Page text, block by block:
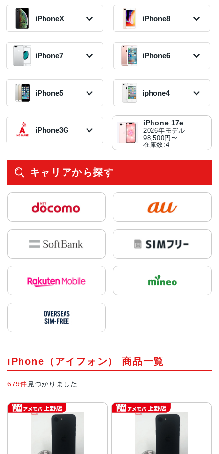
在庫数:2
2025年モデル
在庫数:13
2024年モデル
2024年モデル
96,800円〜
iPhone15 Plus
在庫数:7
2023年モデル
2022年モデル
iPhone14 Pro
2022年モデル
iPhone13 Pro
37,800円〜
iPhone13
在庫数:21
2021年モデル
2020年モデル
在庫数:20
Max
在庫数:7
2020年モデル
在庫数:45
iPhone11 Pro
Max
2019年モデル
16,800円〜
iPhone11
15,800円〜
iPhone11 Pro
在庫数:12
iPhoneSE3 第3
世代
2022年モデル
14,500円〜
iPhoneSE2 第2
2020年モデル
7,000円〜
4,800円〜
在庫数:5
iPhoneX
iPhoneXR
2018年モデル
8,800円〜
2018年モデル
在庫数:7
2018年モデル
2017年モデル
7,800円〜
在庫数:8
iPhone8
iPhone8 Plus
2017年モデル
8,500円〜
2017年モデル
在庫数:6
iPhone7
iPhone7 Plus
2016年モデル
6,800円〜
2016年モデル
在庫数:10
iPhone6
iPhone6s Plus
2015年モデル
12,000円〜
iPhone6s
2015年モデル
4,300円〜
在庫数:4
iPhone6 Plus
在庫数:3
iPhone6
2014年モデル
在庫数:6
iPhone5
iPhone5c
2013年モデル
在庫なし(入荷未
iPhone5s
2013年モデル
6,500円〜
2012年モデル
在庫なし(入荷未
定)
iphone4
iPhone4S
2011年モデル
在庫なし(入荷未
定)
iPhone4
iPhone3G
在庫なし(入荷未
定)
2008年モデル
在庫なし(入荷未
iPhone 17e
2026年モデル
98,500円〜
在庫数:4
キャリアから探す
iPhone（アイフォン） 商品一覧
679件 見つかりました